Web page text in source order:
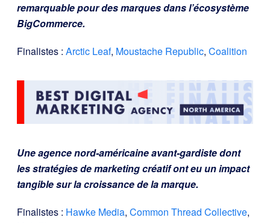
remarquable pour des marques dans l’écosystème
BigCommerce.
Finalistes : Arctic Leaf, Moustache Republic, Coalition
Une agence nord-américaine avant-gardiste dont
les stratégies de marketing créatif ont eu un impact
tangible sur la croissance de la marque.
Finalistes : Hawke Media, Common Thread Collective,